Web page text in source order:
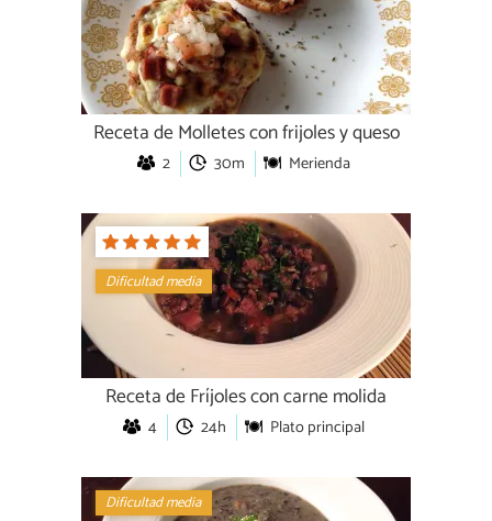
Receta de Molletes con frijoles y queso
2 30m Merienda
Dificultad media
Receta de Fríjoles con carne molida
4 24h Plato principal
Dificultad media